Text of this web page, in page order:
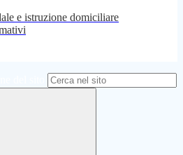
e istruzione domiciliare